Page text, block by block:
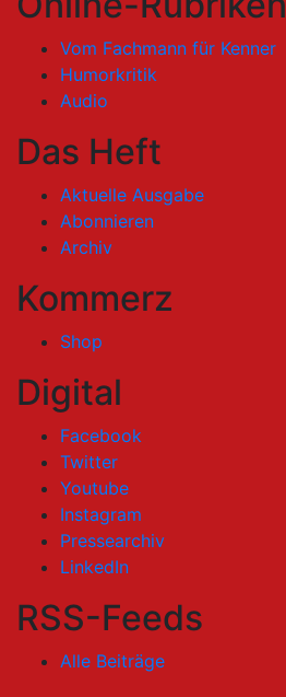
Vom Fachmann für Kenner
Humorkritik
Audio
Das Heft
Aktuelle Ausgabe
Abonnieren
Archiv
Kommerz
Shop
Digital
Facebook
Twitter
Youtube
Instagram
Pressearchiv
LinkedIn
RSS-Feeds
Alle Beiträge